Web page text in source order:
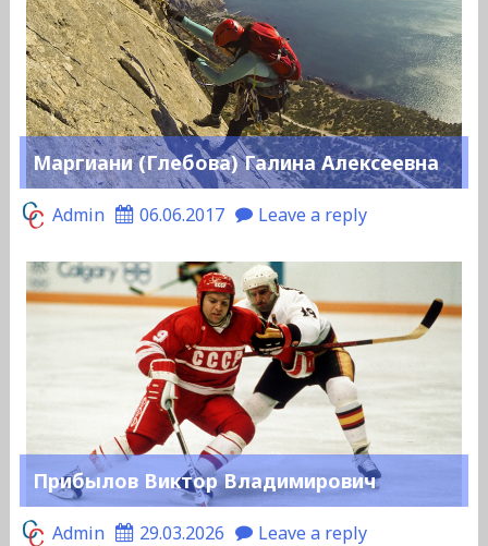
Маргиани (Глебова) Галина Алексеевна
Admin 06.06.2017 Leave a reply
Прибылов Виктор Владимирович
Admin 29.03.2026 Leave a reply